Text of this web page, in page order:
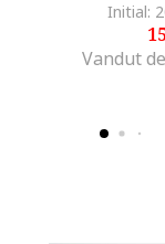
Initial:
Vandut